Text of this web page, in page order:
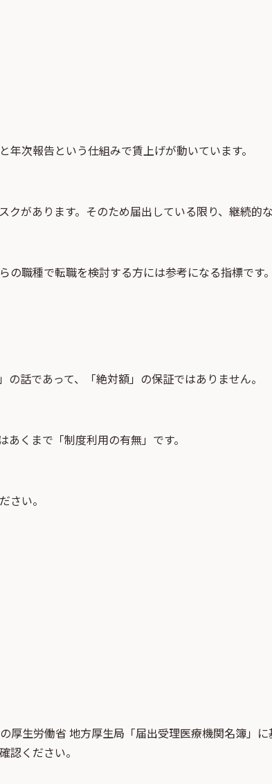
次報告という仕組みで賃上げが動いています。
があります。そのため届出している限り、継続的
職種で転職を検討する方には参考になる指標です。
話であって、「絶対額」の保証ではありません。
くまで「制度利用の有無」です。
さい。
の厚生労働省 地方厚生局「届出受理医療機関名簿」
認ください。